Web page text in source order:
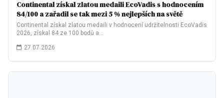
Continental získal zlatou medaili EcoVadis s hodnocením
84/100 a zařadil se tak mezi 5 % nejlepších na světě
Continental získal zlatou medaili v hodnocení udržitelnosti EcoVadis
2026, získal 84 ze 100 bodů a…
27.07.2026